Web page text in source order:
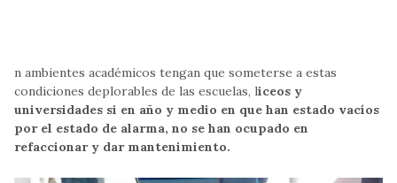
n ambientes académicos tengan que someterse a estas
condiciones deplorables de las escuelas, liceos y
universidades si en año y medio en que han estado vacíos
por el estado de alarma, no se han ocupado en
refaccionar y dar mantenimiento.